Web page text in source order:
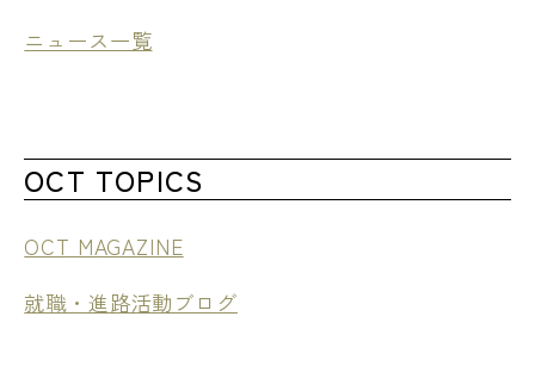
ニュース一覧
OCT TOPICS
OCT MAGAZINE
就職・進路活動ブログ